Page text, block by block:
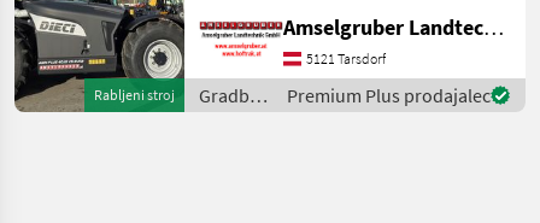
Rabljeni stroj
GD Black EDITION mit: -153
PS FPT
Baumaschinenmotor mit
4.500ccm NEF45 -224 lt/min
Amselgruber Landtechnik GmbH
5121 Tarsdorf
Gradbeni
stroji /
Premium Plus prodajalec